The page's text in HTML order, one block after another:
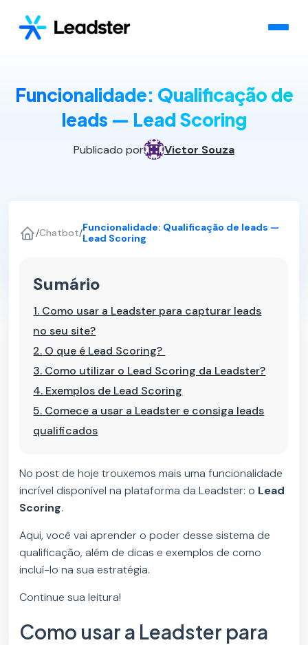
Funcionalidade: Qualificação de
leads — Lead Scoring
Publicado por Victor Souza
/Chatbot/Funcionalidade: Qualificação de leads —
Lead Scoring
Sumário
1. Como usar a Leadster para capturar leads
no seu site?
2. O que é Lead Scoring?
3. Como utilizar o Lead Scoring da Leadster?
4. Exemplos de Lead Scoring
5. Comece a usar a Leadster e consiga leads
qualificados
No post de hoje trouxemos mais uma funcionalidade
incrível disponível na plataforma da Leadster: o Lead
Scoring.
Aqui, você vai aprender o poder desse sistema de
qualificação, além de dicas e exemplos de como
incluí-lo na sua estratégia.
Continue sua leitura!
Como usar a Leadster para